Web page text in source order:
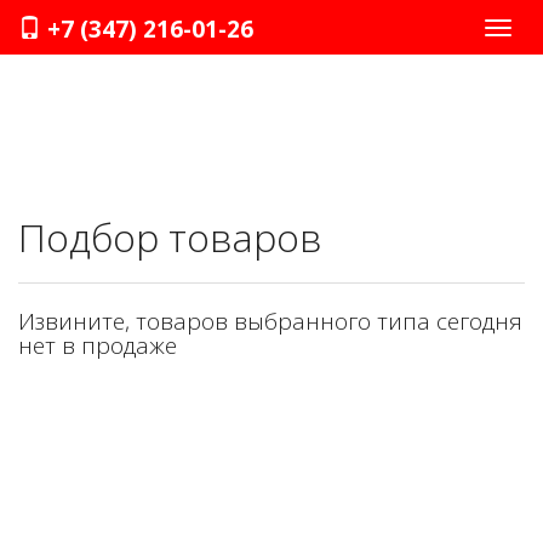
+7 (347) 216-01-26
Подбор товаров
Извините, товаров выбранного типа сегодня
нет в продаже